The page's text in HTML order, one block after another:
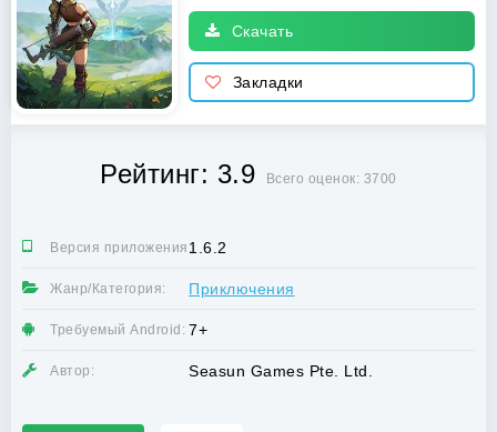
Скачать
Закладки
Рейтинг: 3.9 Всего оценок: 3700
Версия приложения:1.6.2
Жанр/Категория: Приключения
Требуемый Android: 7+
Автор: Seasun Games Pte. Ltd.